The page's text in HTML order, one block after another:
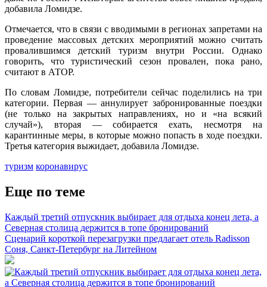
добавила Ломидзе.
Отмечается, что в связи с вводимыми в регионах запретами на
проведение массовых детских мероприятий можно считать
провалившимся детский туризм внутри России. Однако
говорить, что туристический сезон провален, пока рано,
считают в АТОР.
По словам Ломидзе, потребители сейчас поделились на три
категории. Первая — аннулирует забронированные поездки
(не только на закрытых направлениях, но и «на всякий
случай»), вторая — собирается ехать, несмотря на
карантинные меры, в которые можно попасть в ходе поездки.
Третья категория выжидает, добавила Ломидзе.
туризм коронавирус
Еще по теме
Каждый третий отпускник выбирает для отдыха конец лета, а
Северная столица держится в топе бронирований
Сценарий короткой перезагрузки предлагает отель Radisson
Соня, Санкт-Петербург на Литейном